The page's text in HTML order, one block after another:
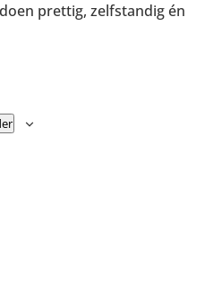
prettig, zelfstandig én